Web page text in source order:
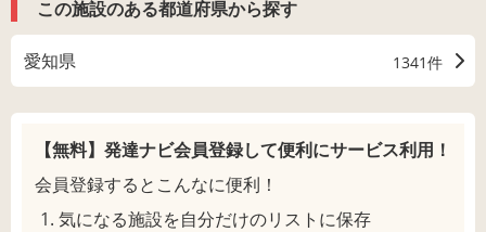
この施設のある都道府県から探す
愛知県 1341件
【無料】発達ナビ会員登録して便利にサービス利用！
会員登録するとこんなに便利！
気になる施設を自分だけのリストに保存